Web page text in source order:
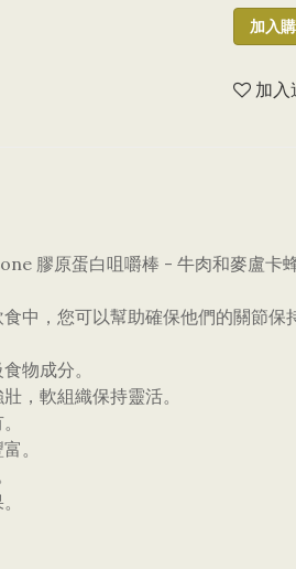
加入
加入
膠原蛋白咀嚼棒 - 牛肉和麥盧卡
中，您可以幫助確保他們的關節保
物成分。
，軟組織保持靈活。
。